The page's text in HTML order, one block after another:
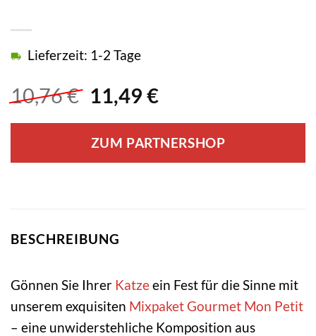
10,76€ Ursprünglicher
war:
10,76 €
11,49 €Aktueller
ist:
11,49 €.
Lieferzeit: 1-2 Tage
ZUM PARTNERSHOP
BESCHREIBUNG
Gönnen Sie Ihrer Katzeein Fest für die Sinne mit
unserem exquisiten Mixpaket Gourmet Mon Petit
– eine unwiderstehliche Komposition aus